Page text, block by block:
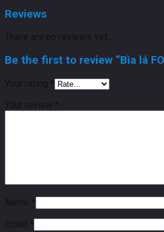
Reviews
There are no reviews yet.
Be the first to review “Bìa lá
Your rating *
Your review *
Name *
Email *